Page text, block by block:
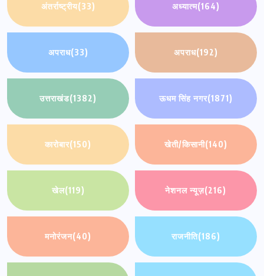
अंतर्राष्ट्रीय(33) अध्यात्म(164)
अपराध(33) अपराध(192)
उत्तराखंड(1382) ऊधम सिंह नगर(1871)
कारोबार(150) खेती/किसानी(140)
खेल(119) नेशनल न्यूज़(216)
मनोरंजन(40) राजनीति(186)